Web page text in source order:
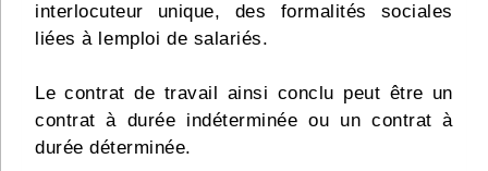
interlocuteur unique, des formalités sociales
liées à lemploi de salariés.
Le contrat de travail ainsi conclu peut être un
contrat à durée indéterminée ou un contrat à
durée déterminée.